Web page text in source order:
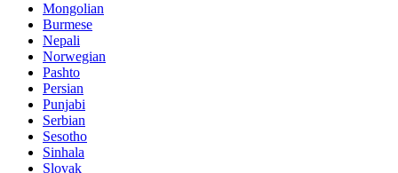
Mongolian
Burmese
Nepali
Norwegian
Pashto
Persian
Punjabi
Serbian
Sesotho
Sinhala
Slovak